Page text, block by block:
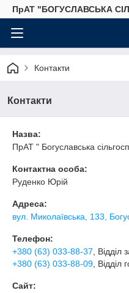
ПрАТ "БОГУСЛАВСЬКА
Контакти
Контакти
Назва:
ПрАТ " Богуславська
Контактна особа:
Руденко Юрій
Адреса:
вул. Миколаївська, 133,
Телефон:
+380 (63) 033-88-37 , Відділ
+380 (63) 033-88-09 , Відділ
Сайт: